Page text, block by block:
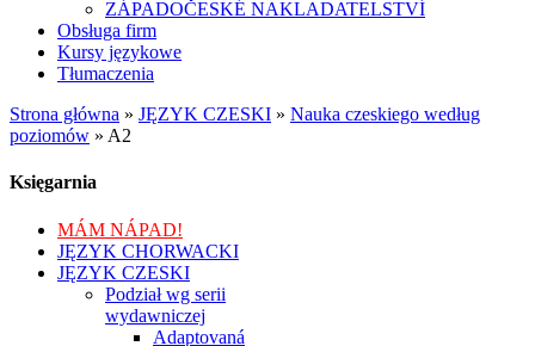
ZÁPADOČESKÉ NAKLADATELSTVÍ
Obsługa firm
Kursy językowe
Tłumaczenia
Strona główna » JĘZYK CZESKI » Nauka czeskiego według
poziomów » A2
Księgarnia
MÁM NÁPAD!
JĘZYK CHORWACKI
JĘZYK CZESKI
Podział wg serii
wydawniczej
Adaptovaná